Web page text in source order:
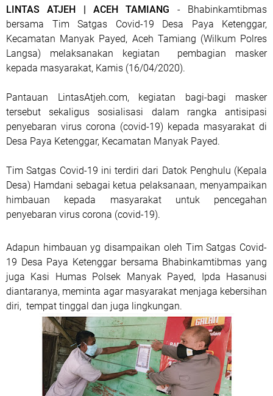
LINTAS ATJEH | ACEH TAMIANG - Bhabinkamtibmas
bersama Tim Satgas Covid-19 Desa Paya Ketenggar,
Kecamatan Manyak Payed, Aceh Tamiang (Wilkum Polres
Langsa) melaksanakan kegiatan pembagian masker
kepada masyarakat, Kamis (16/04/2020).
Pantauan LintasAtjeh.com, kegiatan bagi-bagi masker
tersebut sekaligus sosialisasi dalam rangka antisipasi
penyebaran virus corona (covid-19) kepada masyarakat di
Desa Paya Ketenggar, Kecamatan Manyak Payed.
Tim Satgas Covid-19 ini terdiri dari Datok Penghulu (Kepala
Desa) Hamdani sebagai ketua pelaksanaan, menyampaikan
himbauan kepada masyarakat untuk pencegahan
penyebaran virus corona (covid-19).
Adapun himbauan yg disampaikan oleh Tim Satgas Covid-
19 Desa Paya Ketenggar bersama Bhabinkamtibmas yang
juga Kasi Humas Polsek Manyak Payed, Ipda Hasanusi
diantaranya, meminta agar masyarakat menjaga kebersihan
diri, tempat tinggal dan juga lingkungan.